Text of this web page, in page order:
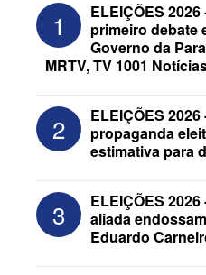
confira candidatos ao
Senado da Paraíba
1
ELEIÇÕES
primeiro debate
Governo da
MRTV, TV 1001
2
ELEIÇÕES
propaganda
estimativa para
3
ELEIÇÕES
aliada
Eduardo